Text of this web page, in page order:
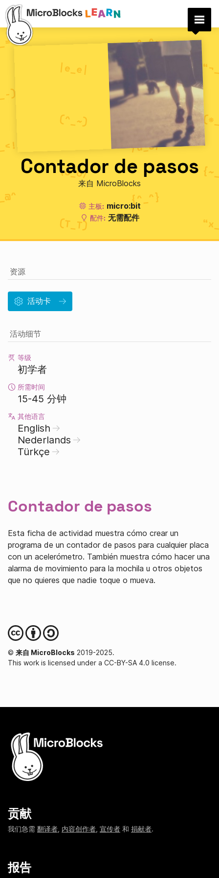
Contador de pasos
来自 MicroBlocks
主板: micro:bit
配件: 无需配件
资源
活动卡
活动细节
等级
初学者
所需时间
15-45 分钟
其他语言
English
Nederlands
Türkçe
Contador de pasos
Esta ficha de actividad muestra cómo crear un
programa de un contador de pasos para cualquier placa
con un acelerómetro. También muestra cómo hacer una
alarma de movimiento para la mochila u otros objetos
que no quieres que nadie toque o mueva.
© 来自 MicroBlocks 2019-2025.
This work is licensed under a CC-BY-SA 4.0 license.
贡献
我们急需 翻译者 内容创作者 宣传者 和 捐献者.
报告